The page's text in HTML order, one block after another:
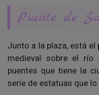
Puente de
Junto a la plaza, está el
medieval sobre el
puentes que tiene la
serie de estatuas que lo